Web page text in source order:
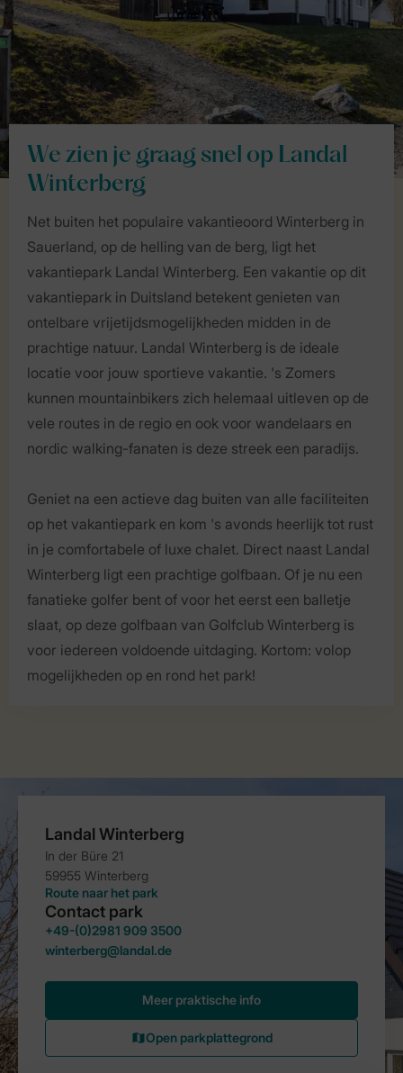
We zien je graag snel op Landal
Winterberg
Net buiten het populaire vakantieoord Winterberg in
Sauerland, op de helling van de berg, ligt het
vakantiepark Landal Winterberg. Een vakantie op dit
vakantiepark in Duitsland betekent genieten van
ontelbare vrijetijdsmogelijkheden midden in de
prachtige natuur. Landal Winterberg is de ideale
locatie voor jouw sportieve vakantie. 's Zomers
kunnen mountainbikers zich helemaal uitleven op de
vele routes in de regio en ook voor wandelaars en
nordic walking-fanaten is deze streek een paradijs.
Geniet na een actieve dag buiten van alle faciliteiten
op het vakantiepark en kom 's avonds heerlijk tot rust
in je comfortabele of luxe chalet. Direct naast Landal
Winterberg ligt een prachtige golfbaan. Of je nu een
fanatieke golfer bent of voor het eerst een balletje
slaat, op deze golfbaan van Golfclub Winterberg is
voor iedereen voldoende uitdaging. Kortom: volop
mogelijkheden op en rond het park!